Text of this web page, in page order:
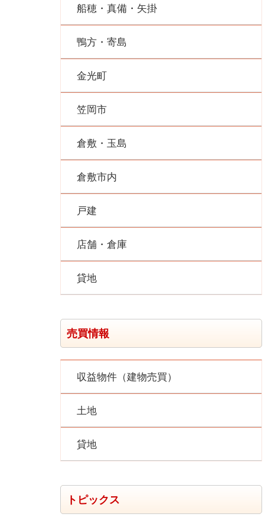
船穂・真備・矢掛
鴨方・寄島
金光町
笠岡市
倉敷・玉島
倉敷市内
戸建
店舗・倉庫
貸地
売買情報
収益物件（建物売買）
土地
貸地
トピックス